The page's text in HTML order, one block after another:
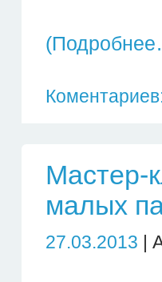
Мастер-
малых
27.03.2013 |